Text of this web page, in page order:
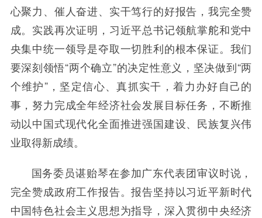
心聚力、催人奋进、实干笃行的好报告，我完全赞
成。实践再次证明，习近平总书记领航掌舵和党中
央集中统一领导是夺取一切胜利的根本保证。我们
要深刻领悟“两个确立”的决定性意义，坚决做到“两
个维护”，坚定信心、真抓实干，着力办好自己的
事，努力完成全年经济社会发展目标任务，不断推
动以中国式现代化全面推进强国建设、民族复兴伟
业取得新成绩。
国务委员谌贻琴在参加广东代表团审议时说，
完全赞成政府工作报告。报告坚持以习近平新时代
中国特色社会主义思想为指导，深入贯彻中央经济